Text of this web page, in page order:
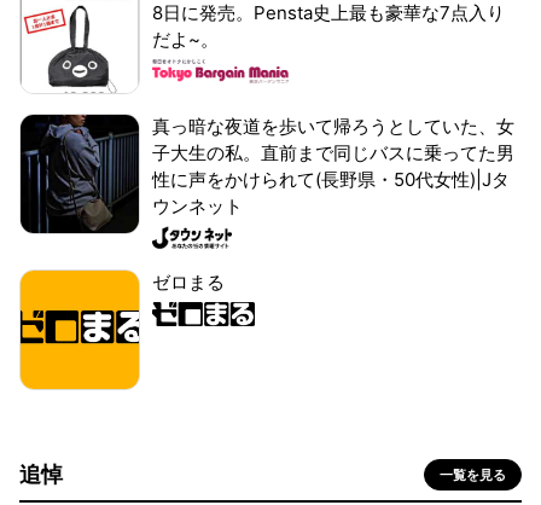
8日に発売。Pensta史上最も豪華な7点入り
だよ~。
真っ暗な夜道を歩いて帰ろうとしていた、女
子大生の私。直前まで同じバスに乗ってた男
性に声をかけられて(長野県・50代女性)|Jタ
ウンネット
ゼロまる
追悼 一覧を見る